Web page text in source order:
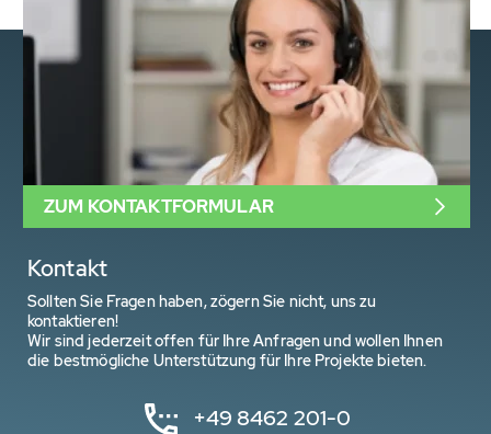
Kontakt
Sollten Sie Fragen haben, zögern Sie nicht, uns zu
kontaktieren!
Wir sind jederzeit offen für Ihre Anfragen und wollen Ihnen
die bestmögliche Unterstützung für Ihre Projekte bieten.
+49 8462 201-0
ZUM KONTAKTFORMULAR